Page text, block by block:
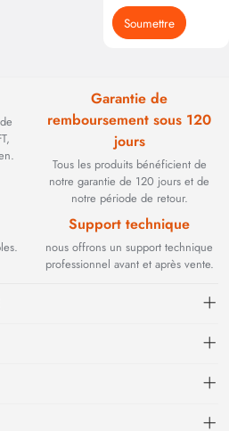
Soumettre
Garantie de
remboursement sous 120
jours
Tous les produits bénéficient de
notre garantie de 120 jours et de
notre période de retour.
Support technique
nous offrons un support technique
professionnel avant et après vente.
INTERNATIONAL LIMITED
réseaux industriels, nous avons